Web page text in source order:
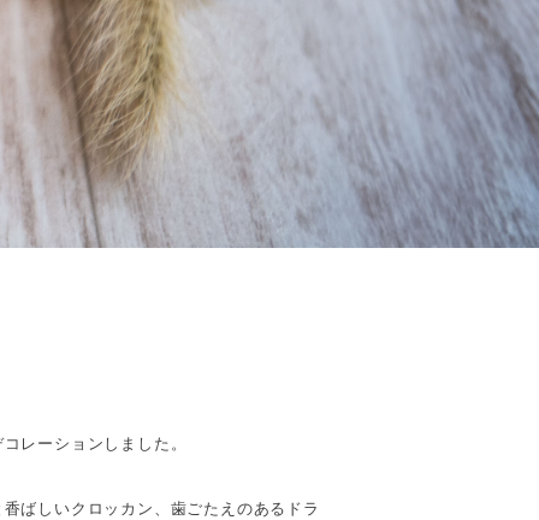
レーションしました。
ばしいクロッカン、歯ごたえのあるドラ